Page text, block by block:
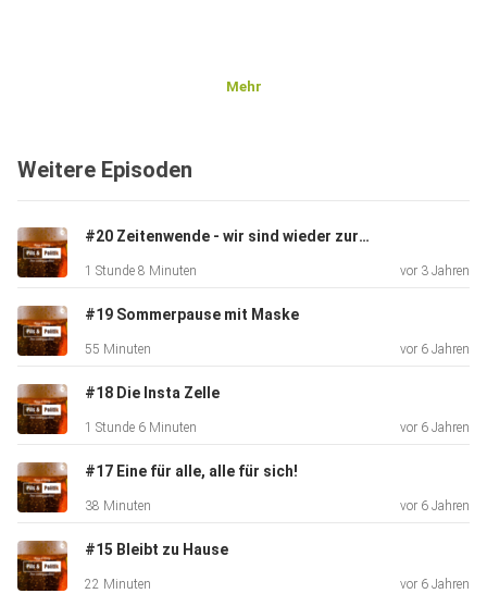
Mehr
Weitere Episoden
#20 Zeitenwende - wir sind wieder zurück
1 Stunde 8 Minuten vor 3 Jahren
#19 Sommerpause mit Maske
55 Minuten vor 6 Jahren
#18 Die Insta Zelle
1 Stunde 6 Minuten vor 6 Jahren
#17 Eine für alle, alle für sich!
38 Minuten vor 6 Jahren
#15 Bleibt zu Hause
22 Minuten vor 6 Jahren